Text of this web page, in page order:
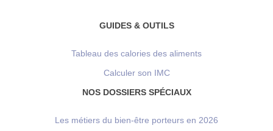
GUIDES & OUTILS
Tableau des calories des aliments
Calculer son IMC
NOS DOSSIERS SPÉCIAUX
Les métiers du bien-être porteurs en 2026